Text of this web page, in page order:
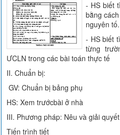
- HS biết
bằng
nguyên tố.
- HS biết
từng
ƯCLN trong các bài toán thực tế
II. Chuẩn bị:
GV: Chuẩn bị bảng phụ
HS: Xem trướcbài ở nhà
III. Phương pháp: Nêu và giải
Tiến trình tiết